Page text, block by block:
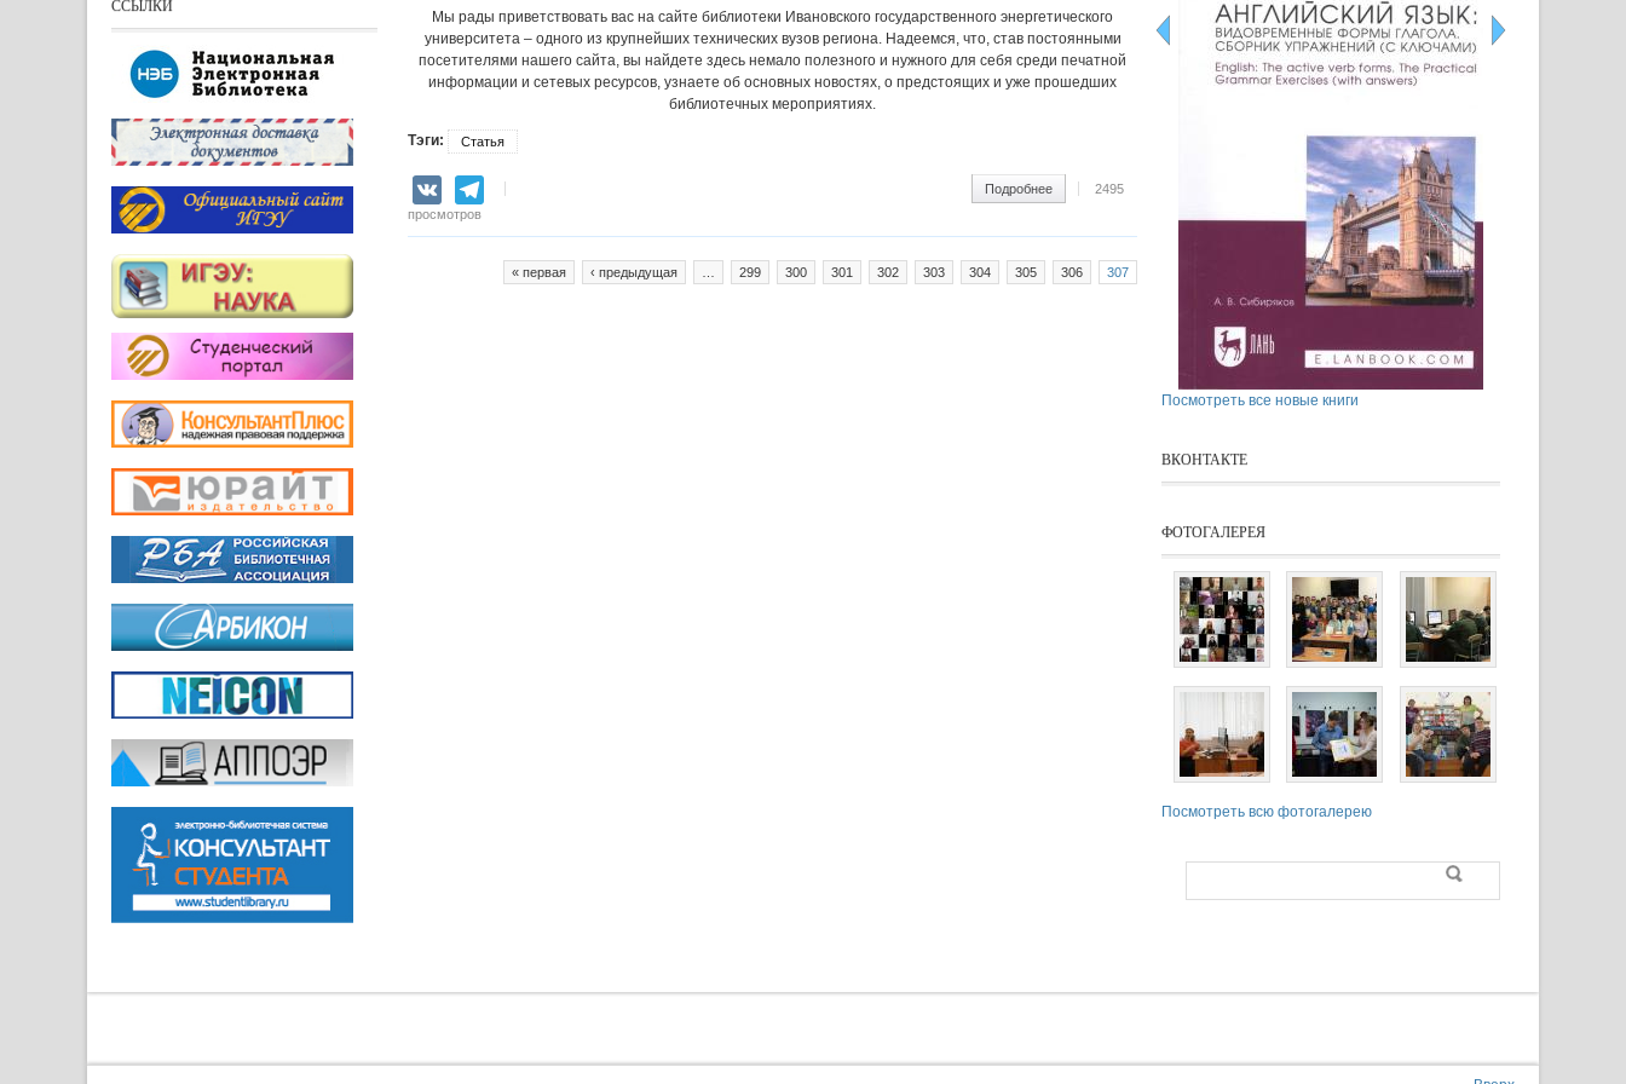
Мы рады приветствовать вас на сайте библиотеки Ивановского государственного энергетического
университета – одного из крупнейших технических вузов региона. Надеемся, что, став постоянными
посетителями нашего сайта, вы найдете здесь немало полезного и нужного для себя среди печатной
информации и сетевых ресурсов, узнаете об основных новостях, о предстоящих и уже прошедших
библиотечных мероприятиях.
Тэги: Статья
VK Подробнее о Приветствуем на сайте библиотеки
2495
просмотров
« первая ‹ предыдущая 299 300 301 302 303 304 305 306 307
ССЫЛКИ
Посмотреть все новые книги
ВКОНТАКТЕ
ФОТОГАЛЕРЕЯ
Посмотреть всю фотогалерею
Форма поиска
Поиск